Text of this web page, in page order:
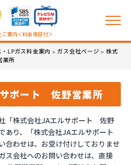
ご案内＜料金保証付＞
LPガス料金案内 >ガス会社ページ > 株式
業所
ポート 佐野営業所
「株式会社JAエルサポート 佐野
あり、「株式会社JAエルサポート
合わせは、お受け付けしておりませ
ス会社へのお問い合わせは、直接